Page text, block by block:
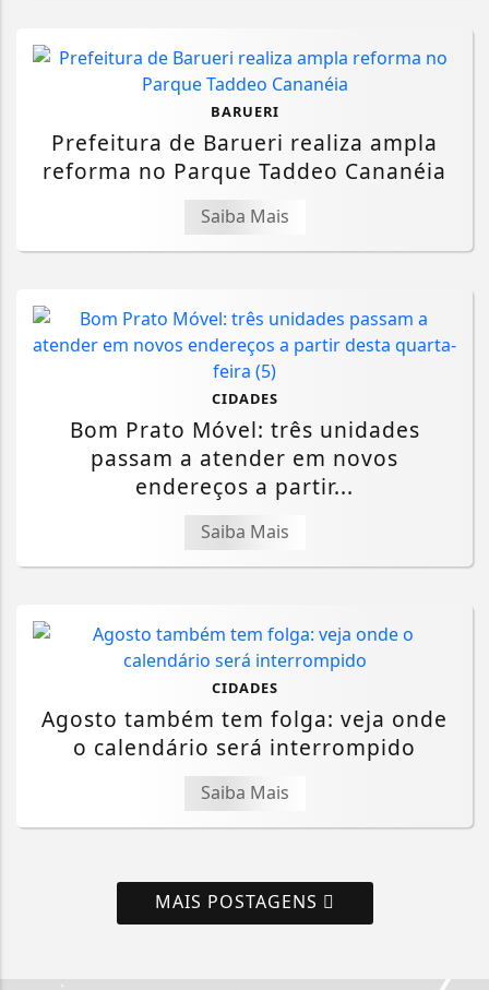
BARUERI
Prefeitura de Barueri realiza ampla
reforma no Parque Taddeo Cananéia
Saiba Mais
CIDADES
Bom Prato Móvel: três unidades
passam a atender em novos
endereços a partir...
Saiba Mais
CIDADES
Agosto também tem folga: veja onde
o calendário será interrompido
Saiba Mais
MAIS POSTAGENS